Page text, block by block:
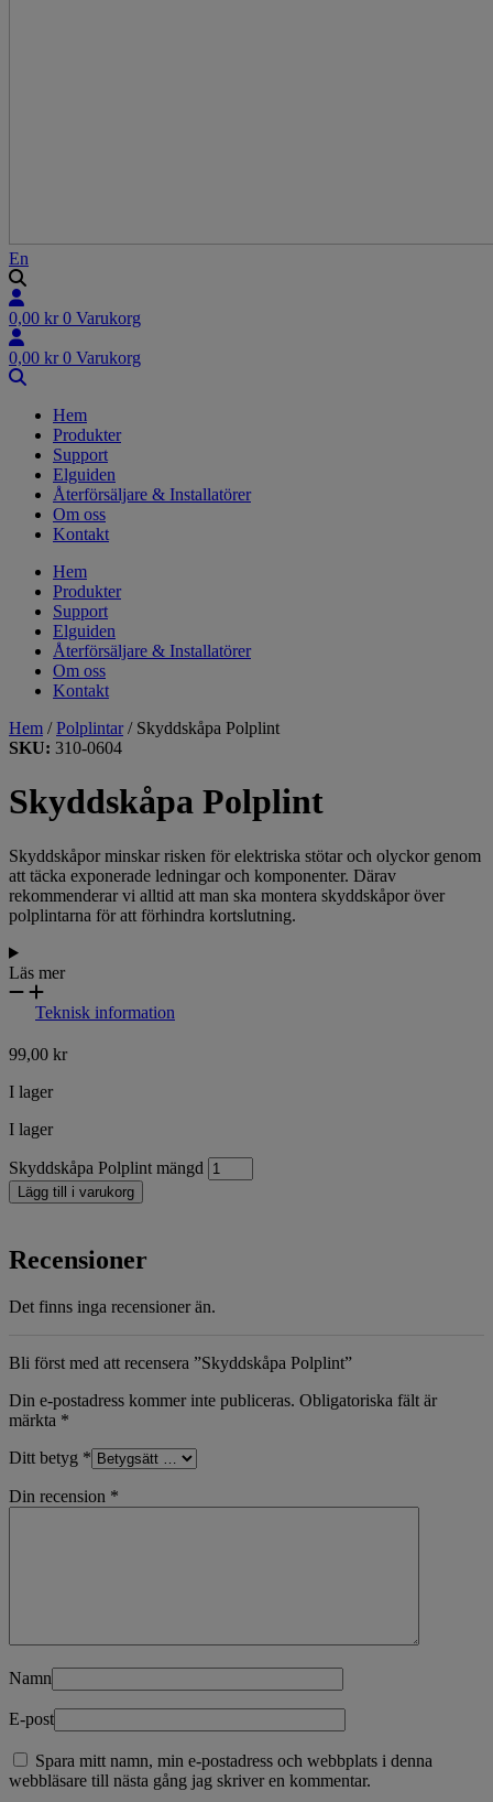
En
0,00 kr 0 Varukorg
0,00 kr 0 Varukorg
Hem
Produkter
Support
Elguiden
Återförsäljare & Installatörer
Om oss
Kontakt
Hem
Produkter
Support
Elguiden
Återförsäljare & Installatörer
Om oss
Kontakt
Hem /Polplintar/ Skyddskåpa Polplint
SKU: 310-0604
Skyddskåpa Polplint
Skyddskåpor minskar risken för elektriska stötar och olyckor genom
att täcka exponerade ledningar och komponenter. Därav
rekommenderar vi alltid att man ska montera skyddskåpor över
polplintarna för att förhindra kortslutning.
Läs mer
Teknisk information
99,00 kr
I lager
I lager
Skyddskåpa Polplint mängd
Lägg till i varukorg
Recensioner
Det finns inga recensioner än.
Bli först med att recensera ”Skyddskåpa Polplint”
Din e-postadress kommer inte publiceras. Obligatoriska fält är
märkta *
Ditt betyg *
Din recension *
Namn
E-post
Spara mitt namn, min e-postadress och webbplats i denna
webbläsare till nästa gång jag skriver en kommentar.